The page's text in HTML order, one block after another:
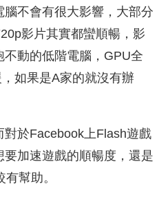
不會有很大影響，大部分
影片其實都蠻順暢，影
動的低階電腦，GPU全
如果是A家的就沒有辦
於Facebook上Flash遊戲
加速遊戲的順暢度，還是
幫助。